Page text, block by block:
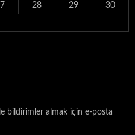
28 29 30
bildirimler almak için e-posta